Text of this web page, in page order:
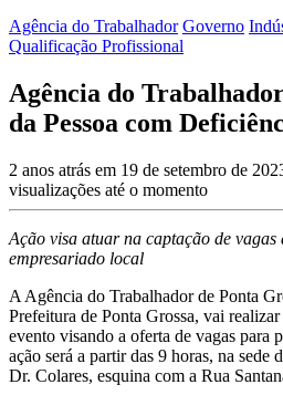
Agência do Trabalhador Governo
Qualificação Profissional
Agência do
da Pessoa com
2 anos atrás em 19 de setembro de
visualizações até o momento
Ação visa atuar na captação de vagas
empresariado local
A Agência do Trabalhador de Ponta
Prefeitura de Ponta Grossa, vai
evento visando a oferta de vagas para
ação será a partir das 9 horas, na sede
Dr. Colares, esquina com a Rua